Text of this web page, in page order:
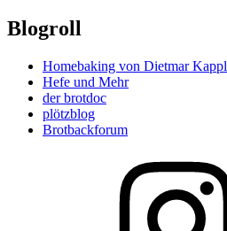
Blogroll
Homebaking von Dietmar Kappl
Hefe und Mehr
der brotdoc
plötzblog
Brotbackforum